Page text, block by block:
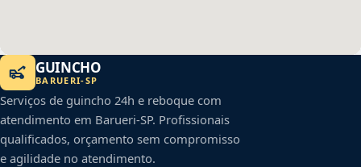
GUINCHO
BARUERI-SP
Serviços de guincho 24h e reboque com
atendimento em Barueri-SP. Profissionais
qualificados, orçamento sem compromisso
e agilidade no atendimento.